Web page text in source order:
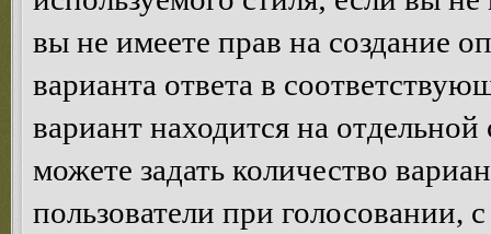
вы не имеете прав на создание
варианта ответа в
вариант находится на
можете задать количество
пользователи при